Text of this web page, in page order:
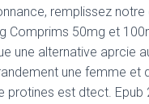
remplissez notre
Comprims 50mg et
une alternative aprcie
une femme et
protines est dtect. Epub